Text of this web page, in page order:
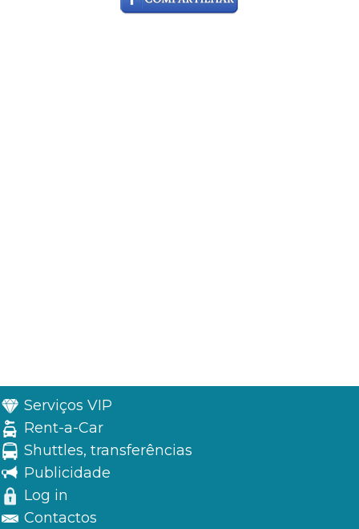
Serviços VIP
Rent-a-Car
Shuttles, transferências
Publicidade
Log in
Contactos